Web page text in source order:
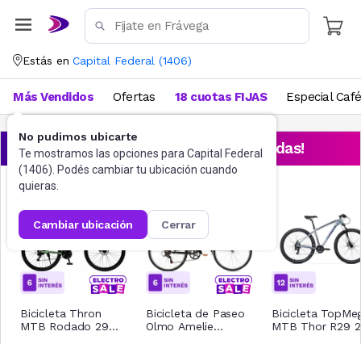
Estás en Capital Federal (1406)
No pudimos ubicarte
Te mostramos las opciones para Capital Federal
(1406). Podés cambiar tu ubicación cuando
quieras.
cambiar ubicación cerrar
Más Vendidos Ofertas 18 cuotas FIJAS Especial Café
¡Aprovechá las ofertas destacadas!
Bicicleta Thron
MTB Rodado 29
Bicicleta de Paseo
Olmo Amelie
Bicicleta
MTB Thor R29